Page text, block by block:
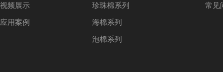
视频展示
应用案例
珍珠棉系列
海棉系列
泡棉系列
常见